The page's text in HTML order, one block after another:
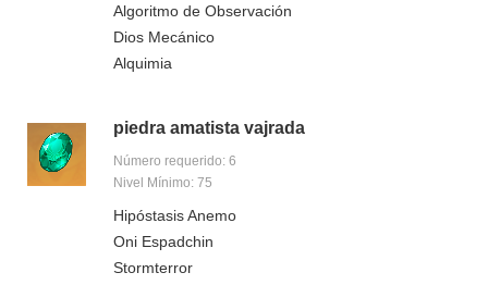
Algoritmo de Observación
Dios Mecánico
Alquimia
piedra amatista vajrada
Número requerido: 6
Nivel Mínimo: 75
Hipóstasis Anemo
Oni Espadchin
Stormterror